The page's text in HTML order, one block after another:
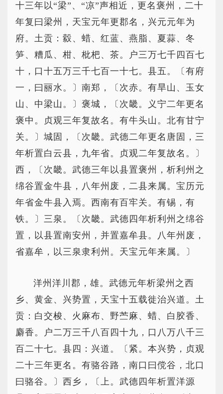
十三年以“梁”、“凉”声相近，更名褒州，二十
年复曰梁州，天宝元年更郡名，兴元元年为
府。土贡：縠、蜡、红蓝、燕脂、夏蒜、冬
笋、糟瓜、柑、枇杷、茶。户三万七千四百七
十，口十五万三千七百一十七。县五。〔有府
一，曰丽水。〕南郑，〔次赤。有旱山、玉女
山、中梁山。〕褒城，〔次畿。义宁二年更名
褒中。贞观三年复故名。有牛头山。北有甘宁
关。〕城固，〔次畿。武德二年更名唐固，三
年析置白云县，九年省。贞观二年复故名。〕
西，〔次畿。武德三年以县置褒州，析利州之
绵谷置金牛县，八年州废，二县来属。宝历元
年省金牛县入焉。西南有百牢关。有锡，有
铁。〕三泉。〔次畿。武德四年析利州之绵谷
置，以县置南安州，并置嘉牟县。八年州废，
省嘉牟，以三泉隶利州。天宝元年来属。〕
洋州洋川郡，雄。武德元年析梁州之西
乡、黄金、兴势置，天宝十五载徙治兴道。土
贡：白交梭、火麻布、野苎麻、蜡、白胶香、
麝香。户二万三千八百四十九，口八万八千三
百二十七。县四：兴道。〔紧。本兴势，贞观
二十三年更名。有骆谷路，南口曰傥谷，北口
曰骆谷。〕西乡，〔上。武德四年析置洋源